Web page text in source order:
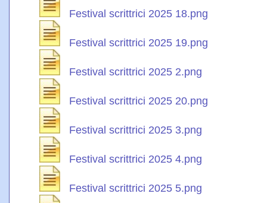
Festival scrittrici 2025 18.png
Festival scrittrici 2025 19.png
Festival scrittrici 2025 2.png
Festival scrittrici 2025 20.png
Festival scrittrici 2025 3.png
Festival scrittrici 2025 4.png
Festival scrittrici 2025 5.png